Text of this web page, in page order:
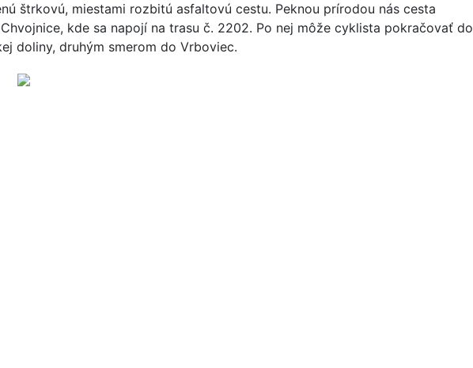
štrkovú, miestami rozbitú asfaltovú cestu. Peknou prírodou nás cesta
kde sa napojí na trasu č. 2202. Po nej môže cyklista pokračovať do
doliny, druhým smerom do Vrboviec.